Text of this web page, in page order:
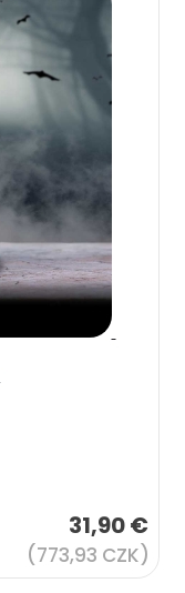
31,90 €
(773,93 CZK)